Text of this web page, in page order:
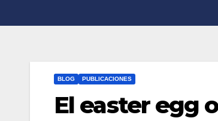
BLOG PUBLICACIONES
El easter egg